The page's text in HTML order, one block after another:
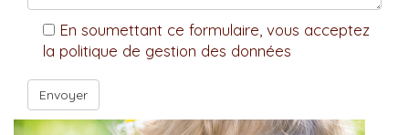
En soumettant ce formulaire, vous acceptez
la politique de gestion des données